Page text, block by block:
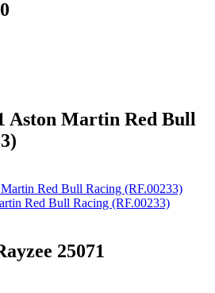
Aston Martin Red Bull
Red Bull Racing (RF.00233)
25071